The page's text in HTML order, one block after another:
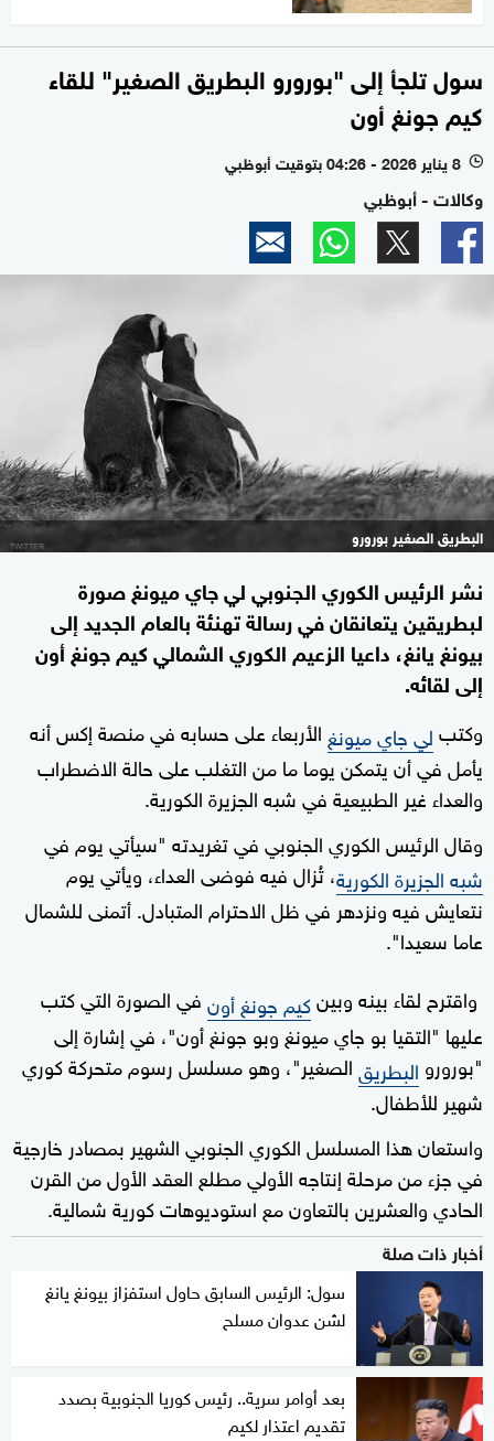
سول تلجأ إلى "بورورو البطريق الصغير" للقاء
كيم جونغ أون
l 8 يناير 2026 - 04:26 بتوقيت أبوظبي
وكالات - أبوظبي
البطريق الصغير بورورو
نشر الرئيس الكوري الجنوبي لي جاي ميونغ صورة
لبطريقين يتعانقان في رسالة تهنئة بالعام الجديد إلى
بيونغ يانغ، داعيا الزعيم الكوري الشمالي كيم جونغ أون
إلى لقائه.
وكتبلي جاي ميونغالأربعاء على حسابه في منصة إكس أنه
يأمل في أن يتمكن يوما ما من التغلب على حالة الاضطراب
والعداء غير الطبيعية في شبه الجزيرة الكورية.
وقال الرئيس الكوري الجنوبي في تغريدته "سيأتي يوم في
شبه الجزيرة الكورية، تُزال فيه فوضى العداء، ويأتي يوم
نتعايش فيه ونزدهر في ظل الاحترام المتبادل. أتمنى للشمال
عاما سعيدا".
واقترح لقاء بينه وبينكيم جونغ أونفي الصورة التي كتب
عليها "التقيا بو جاي ميونغ وبو جونغ أون"، في إشارة إلى
"بورورو البطريقالصغير"، وهو مسلسل رسوم متحركة كوري
شهير للأطفال.
واستعان هذا المسلسل الكوري الجنوبي الشهير بمصادر خارجية
في جزء من مرحلة إنتاجه الأولي مطلع العقد الأول من القرن
الحادي والعشرين بالتعاون مع استوديوهات كورية شمالية.
أخبار ذات صلة
سول: الرئيس السابق حاول استفزاز بيونغ يانغ
لشن عدوان مسلح
بعد أوامر سرية.. رئيس كوريا الجنوبية بصدد
تقديم اعتذار لكيم